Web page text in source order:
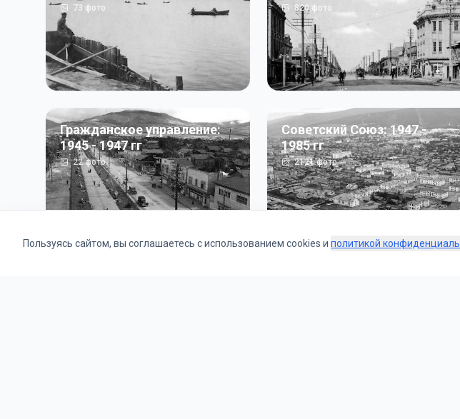
73 фото 820фото
Гражданское управление:
1945 - 1947 гг
22фото
Советский Союз: 1947 -
1985 гг
2121фото
Пользуясь сайтом, вы соглашаетесь с использованием cookies и политикой